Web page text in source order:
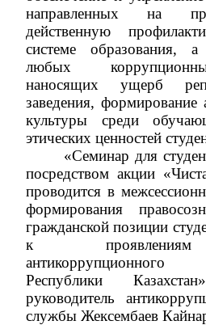
направленных на
действенную
системе образования,
любых
наносящих ущерб
заведения, формирование
культуры среди
этических ценностей
«Семинар для
посредством акции «
проводится в
формирования
гражданской позиции
к
антикоррупционного
Республики Казахстан»
руководитель
службы Жексембаев